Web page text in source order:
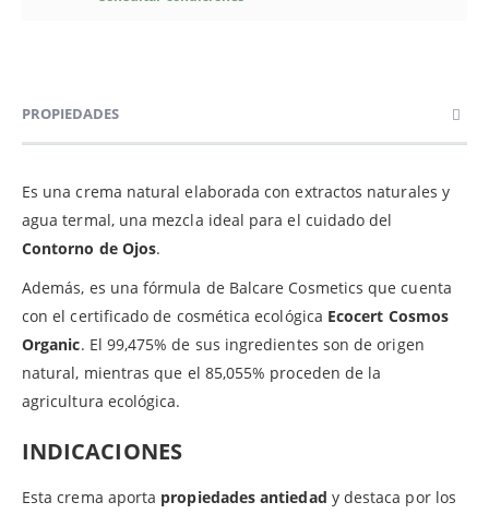
PROPIEDADES
Es una crema natural elaborada con extractos naturales y
agua termal, una mezcla ideal para el cuidado del
Contorno de Ojos.
Además, es una fórmula de Balcare Cosmetics que cuenta
con el certificado de cosmética ecológica Ecocert Cosmos
Organic. El 99,475% de sus ingredientes son de origen
natural, mientras que el 85,055% proceden de la
agricultura ecológica.
INDICACIONES
Esta crema aporta propiedades antiedad y destaca por los